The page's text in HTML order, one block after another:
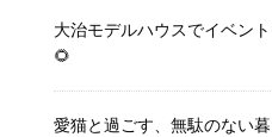
大治モデルハウスでイベン
🌻
愛猫と過ごす、無駄のない